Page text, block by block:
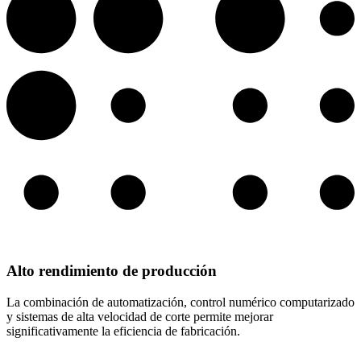
Alto rendimiento de producción
La combinación de automatización, control numérico computarizado
y sistemas de alta velocidad de corte permite mejorar
significativamente la eficiencia de fabricación.